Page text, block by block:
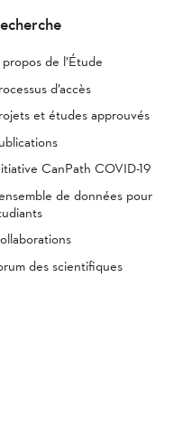
de l’Étude
d’accès
et études approuvés
CanPath COVID-19
de données pour
des scientifiques